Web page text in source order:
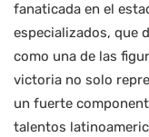
fanaticada en el
especializados, que
como una de las
victoria no solo
un fuerte
talentos